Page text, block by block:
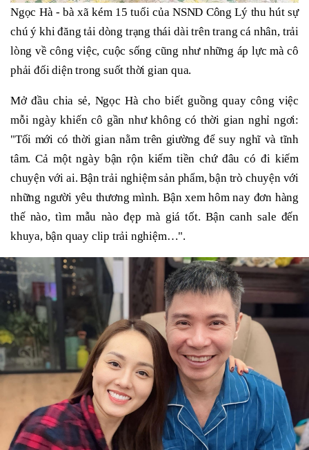
Ngọc Hà - bà xã kém 15 tuổi của NSND Công Lý thu hút sự
chú ý khi đăng tải dòng trạng thái dài trên trang cá nhân, trải
lòng về công việc, cuộc sống cũng như những áp lực mà cô
phải đối diện trong suốt thời gian qua.
Mở đầu chia sẻ, Ngọc Hà cho biết guồng quay công việc
mỗi ngày khiến cô gần như không có thời gian nghỉ ngơi:
"Tối mới có thời gian nằm trên giường để suy nghĩ và tĩnh
tâm. Cả một ngày bận rộn kiếm tiền chứ đâu có đi kiếm
chuyện với ai. Bận trải nghiệm sản phẩm, bận trò chuyện với
những người yêu thương mình. Bận xem hôm nay đơn hàng
thế nào, tìm mẫu nào đẹp mà giá tốt. Bận canh sale đến
khuya, bận quay clip trải nghiệm…".